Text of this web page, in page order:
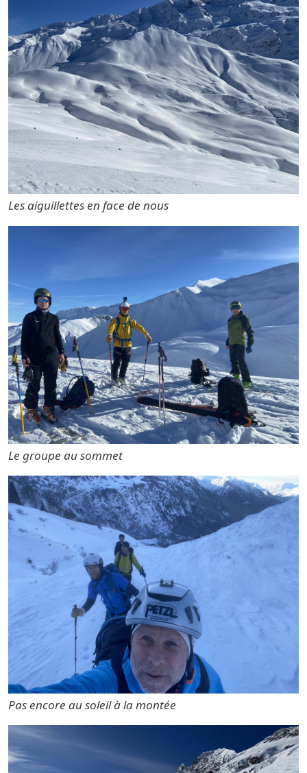
Les aiguillettes en face de nous
Le groupe au sommet
Pas encore au soleil à la montée